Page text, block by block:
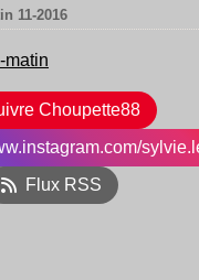
11-2016
Choupette88
Flux RSS